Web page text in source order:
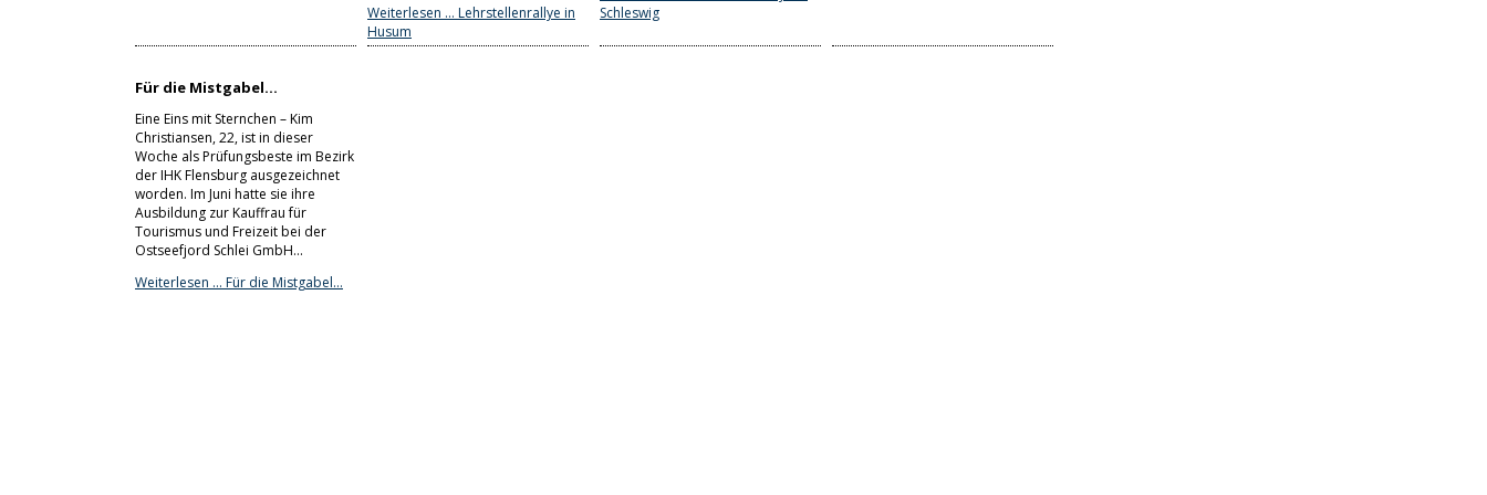
Weiterlesen … Lehrstellenrallye in
Husum
Schleswig
Für die Mistgabel…
Eine Eins mit Sternchen – Kim
Christiansen, 22, ist in dieser
Woche als Prüfungsbeste im Bezirk
der IHK Flensburg ausgezeichnet
worden. Im Juni hatte sie ihre
Ausbildung zur Kauffrau für
Tourismus und Freizeit bei der
Ostseefjord Schlei GmbH…
Weiterlesen … Für die Mistgabel…